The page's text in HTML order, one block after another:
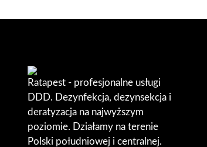
Ratapest - profesjonalne usługi
DDD. Dezynfekcja, dezynsekcja i
deratyzacja na najwyższym
poziomie. Działamy na terenie
Polski południowej i centralnej.